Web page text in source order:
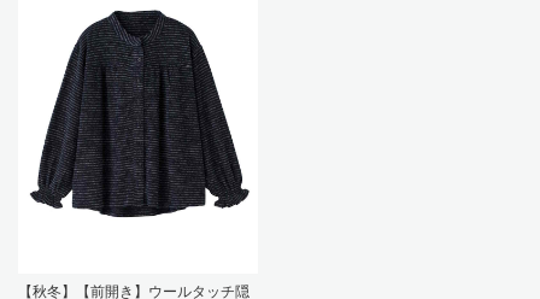
【秋冬】【前開き】ウールタッチ隠